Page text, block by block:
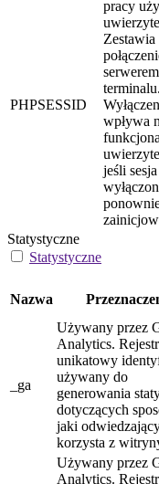
PHPSESSID
pracy
Zestawia
terminalu.
wpływa
jeśli
Statystyczne
Statystyczne
Nazwa
_ga
Używany przez
Analytics.
unikatowy
używany do
generowania
dotyczących
jaki
korzysta z
Używany przez
Analytics.